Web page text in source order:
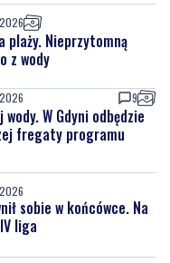
plaży. Nieprzytomną
z wody
9
W Gdyni odbędzie
fregaty programu
sobie w końcówce. Na
liga